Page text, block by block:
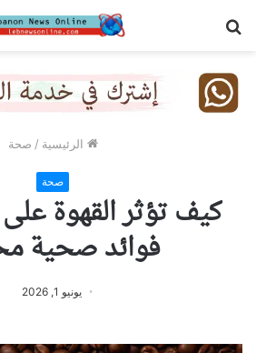
الرئيسية / صحة
صحة
فوائد صحية
يونيو 1, 2026